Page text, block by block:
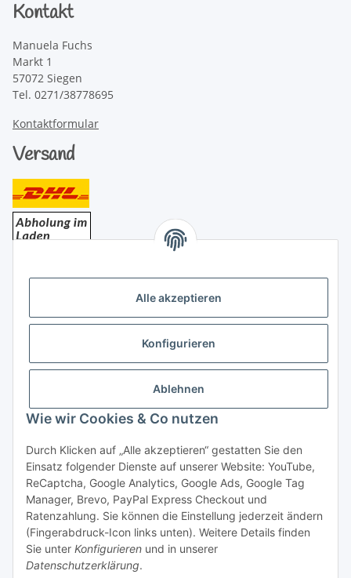
Alle akzeptieren
Konfigurieren
Ablehnen
Wie wir Cookies & Co nutzen
Durch Klicken auf „Alle akzeptieren“ gestatten Sie den
Einsatz folgender Dienste auf unserer Website: YouTube,
ReCaptcha, Google Analytics, Google Ads, Google Tag
Manager, Brevo, PayPal Express Checkout und
Ratenzahlung. Sie können die Einstellung jederzeit ändern
(Fingerabdruck-Icon links unten). Weitere Details finden
Sie unter Konfigurieren und in unserer
Datenschutzerklärung.
Kontakt
Manuela Fuchs
Markt 1
57072 Siegen
Tel. 0271/38778695
Kontaktformular
Versand
Rechtliches
Vertrag widerrufen
* Alle Preise inkl. gesetzlicher USt., zzgl.